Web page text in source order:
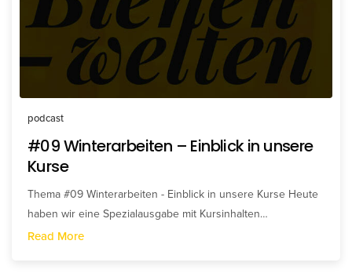
podcast
#09 Winterarbeiten – Einblick in unsere
Kurse
Thema #09 Winterarbeiten - Einblick in unsere Kurse Heute
haben wir eine Spezialausgabe mit Kursinhalten…
Read More